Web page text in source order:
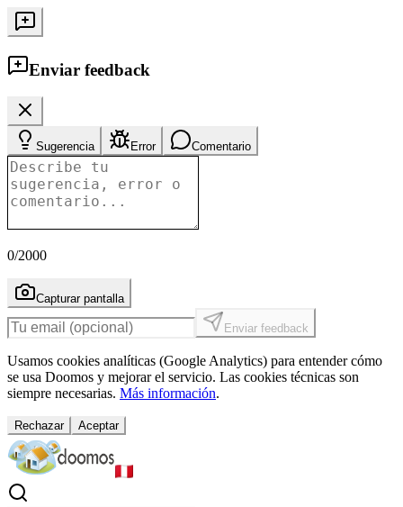
Enviar feedback
Sugerencia Error Comentario
0/2000
Capturar pantalla
Enviar feedback
Usamos cookies analíticas (Google Analytics) para entender cómo
se usa Doomos y mejorar el servicio. Las cookies técnicas son
siempre necesarias. Más información.
Rechazar Aceptar